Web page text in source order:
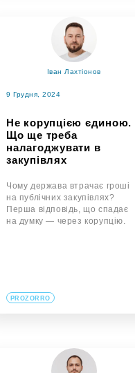
Іван Лахтіонов
9 Грудня, 2024
Не корупцією єдиною.
Що ще треба
налагоджувати в
закупівлях
Чому держава втрачає гроші
на публічних закупівлях?
Перша відповідь, що спадає
на думку — через корупцію.
PROZORRO